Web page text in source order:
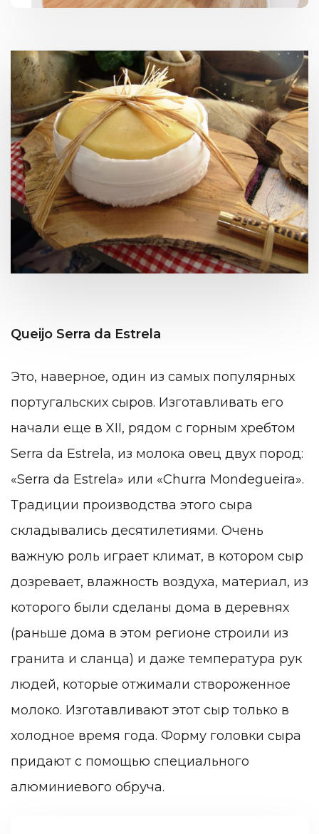
Queijo Serra da Estrela
Это, наверное, один из самых популярных
португальских сыров. Изготавливать его
начали еще в XII, рядом с горным хребтом
Serra da Estrela, из молока овец двух пород:
«Serra da Estrela» или «Churra Mondegueira».
Традиции производства этого сыра
складывались десятилетиями. Очень
важную роль играет климат, в котором сыр
дозревает, влажность воздуха, материал, из
которого были сделаны дома в деревнях
(раньше дома в этом регионе строили из
гранита и сланца) и даже температура рук
людей, которые отжимали створоженное
молоко. Изготавливают этот сыр только в
холодное время года. Форму головки сыра
придают с помощью специального
алюминиевого обруча.